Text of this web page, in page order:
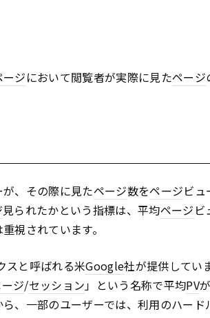
ージにおいて閲覧者が実際に見たページ
、その際に見たページ数をページビ
見られたかという指標は、平均ページ
視されています。
スと呼ばれる米Google社が提供してい
ジ/セッション 」という名称で平均PV
、一部のユーザーでは、利用のハー